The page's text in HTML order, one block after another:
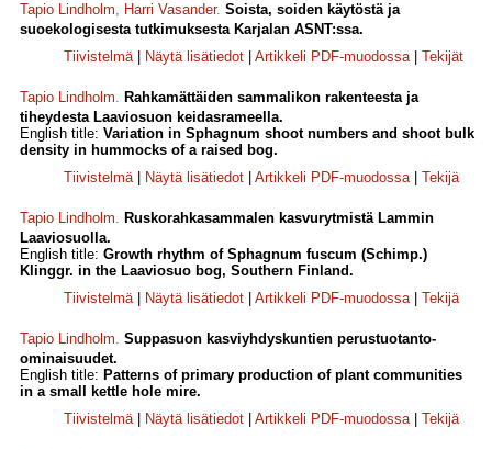
Tapio Lindholm, Harri Vasander. Soista, soiden käytöstä ja
suoekologisesta tutkimuksesta Karjalan ASNT:ssa.
Tiivistelmä| Näytä lisätiedot Artikkeli PDF-muodossa| Tekijät
Tapio Lindholm. Rahkamättäiden sammalikon rakenteesta ja
tiheydesta Laaviosuon keidasrameella.
English title: Variation in Sphagnum shoot numbers and shoot bulk
density in hummocks of a raised bog.
Tiivistelmä| Näytä lisätiedot Artikkeli PDF-muodossa| Tekijä
Tapio Lindholm. Ruskorahkasammalen kasvurytmistä Lammin
Laaviosuolla.
English title: Growth rhythm of Sphagnum fuscum (Schimp.)
Klinggr. in the Laaviosuo bog, Southern Finland.
Tiivistelmä| Näytä lisätiedot Artikkeli PDF-muodossa| Tekijä
Tapio Lindholm. Suppasuon kasviyhdyskuntien perustuotanto-
ominaisuudet.
English title: Patterns of primary production of plant communities
in a small kettle hole mire.
Tiivistelmä| Näytä lisätiedot Artikkeli PDF-muodossa| Tekijä